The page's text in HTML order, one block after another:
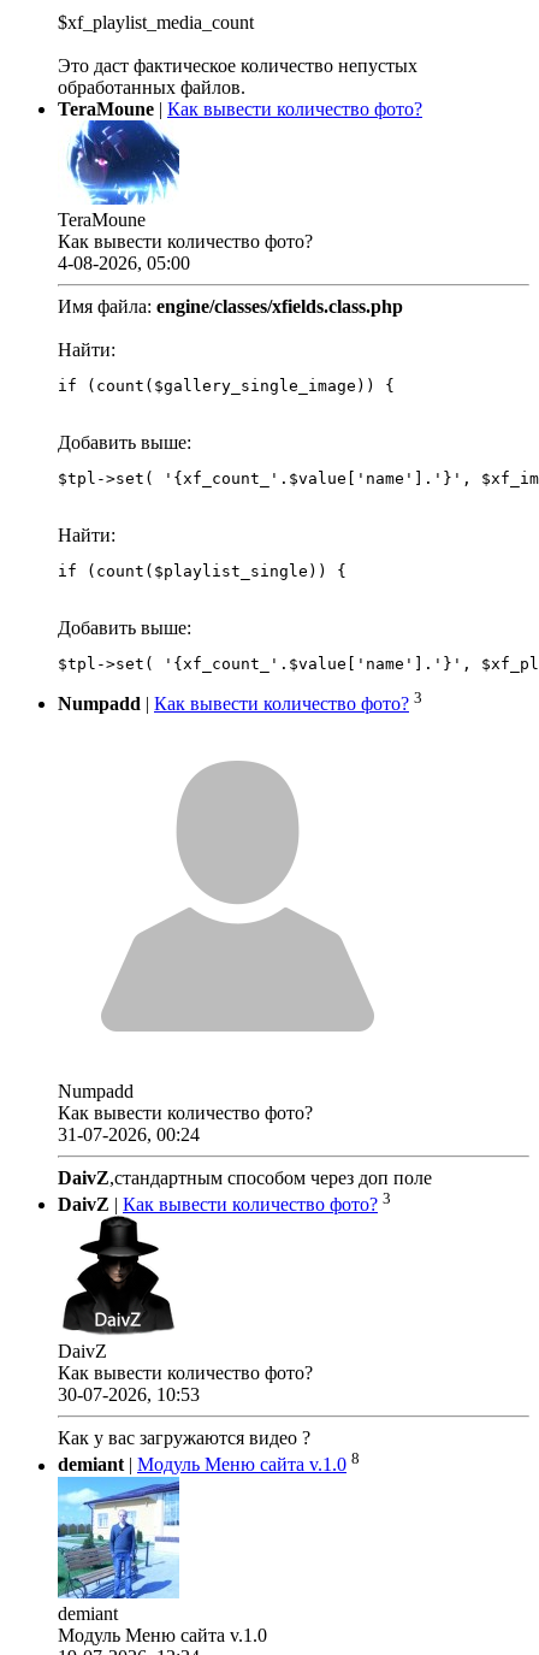
$xf_playlist_media_count
Это даст фактическое количество непустых
обработанных файлов.
TeraMoune | Как вывести количество фото?
TeraMoune
Как вывести количество фото?
4-08-2026, 05:00
Имя файла: engine/classes/xfields.class.php
Найти:
if (count($gallery_single_image)) {
Добавить выше:
Найти:
if (count($playlist_single)) {
Добавить выше:
Numpadd | Как вывести количество фото? 3
Numpadd
Как вывести количество фото?
31-07-2026, 00:24
DaivZ,стандартным способом через доп поле
DaivZ | Как вывести количество фото? 3
DaivZ
Как вывести количество фото?
30-07-2026, 10:53
Как у вас загружаются видео ?
demiant| Модуль Меню сайта v.1.0 8
demiant
Модуль Меню сайта v.1.0